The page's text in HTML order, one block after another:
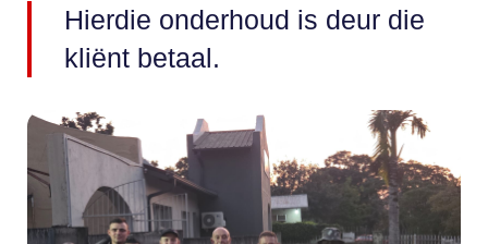
Hierdie onderhoud is deur die
kliënt betaal.